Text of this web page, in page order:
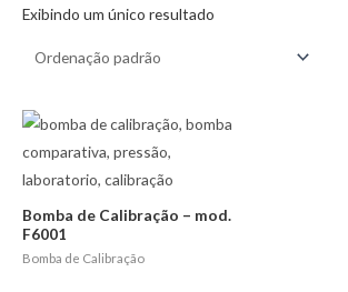
Exibindo um único resultado
Bomba de Calibração – mod.
F6001
Bomba de Calibração